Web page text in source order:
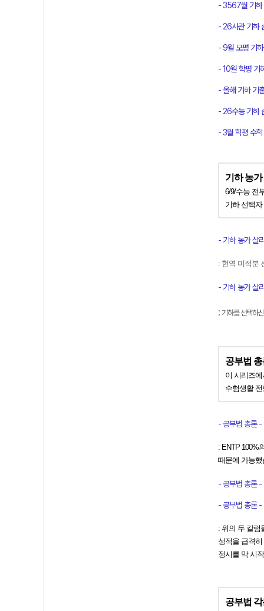
- 3567월 기하
- 26사관 기하
- 9월 모평 기
- 10월 학평 기
- 올해 기하 기
- 26수능 기하
- 3월 학평 수
기하 농
6/9/수능 전
기하 선택
- 기하 농가 살
: 현역 미적분
- 기하 농가 살
: 기하를 선택하
공부법
이 시리즈
수험생활
- 공부법 총론
: ENTP 100%
때문에 가능
- 공부법 총론
- 공부법 총론
: 위의 두 칼럼
성적을 급격
정시를 막 시
공부법